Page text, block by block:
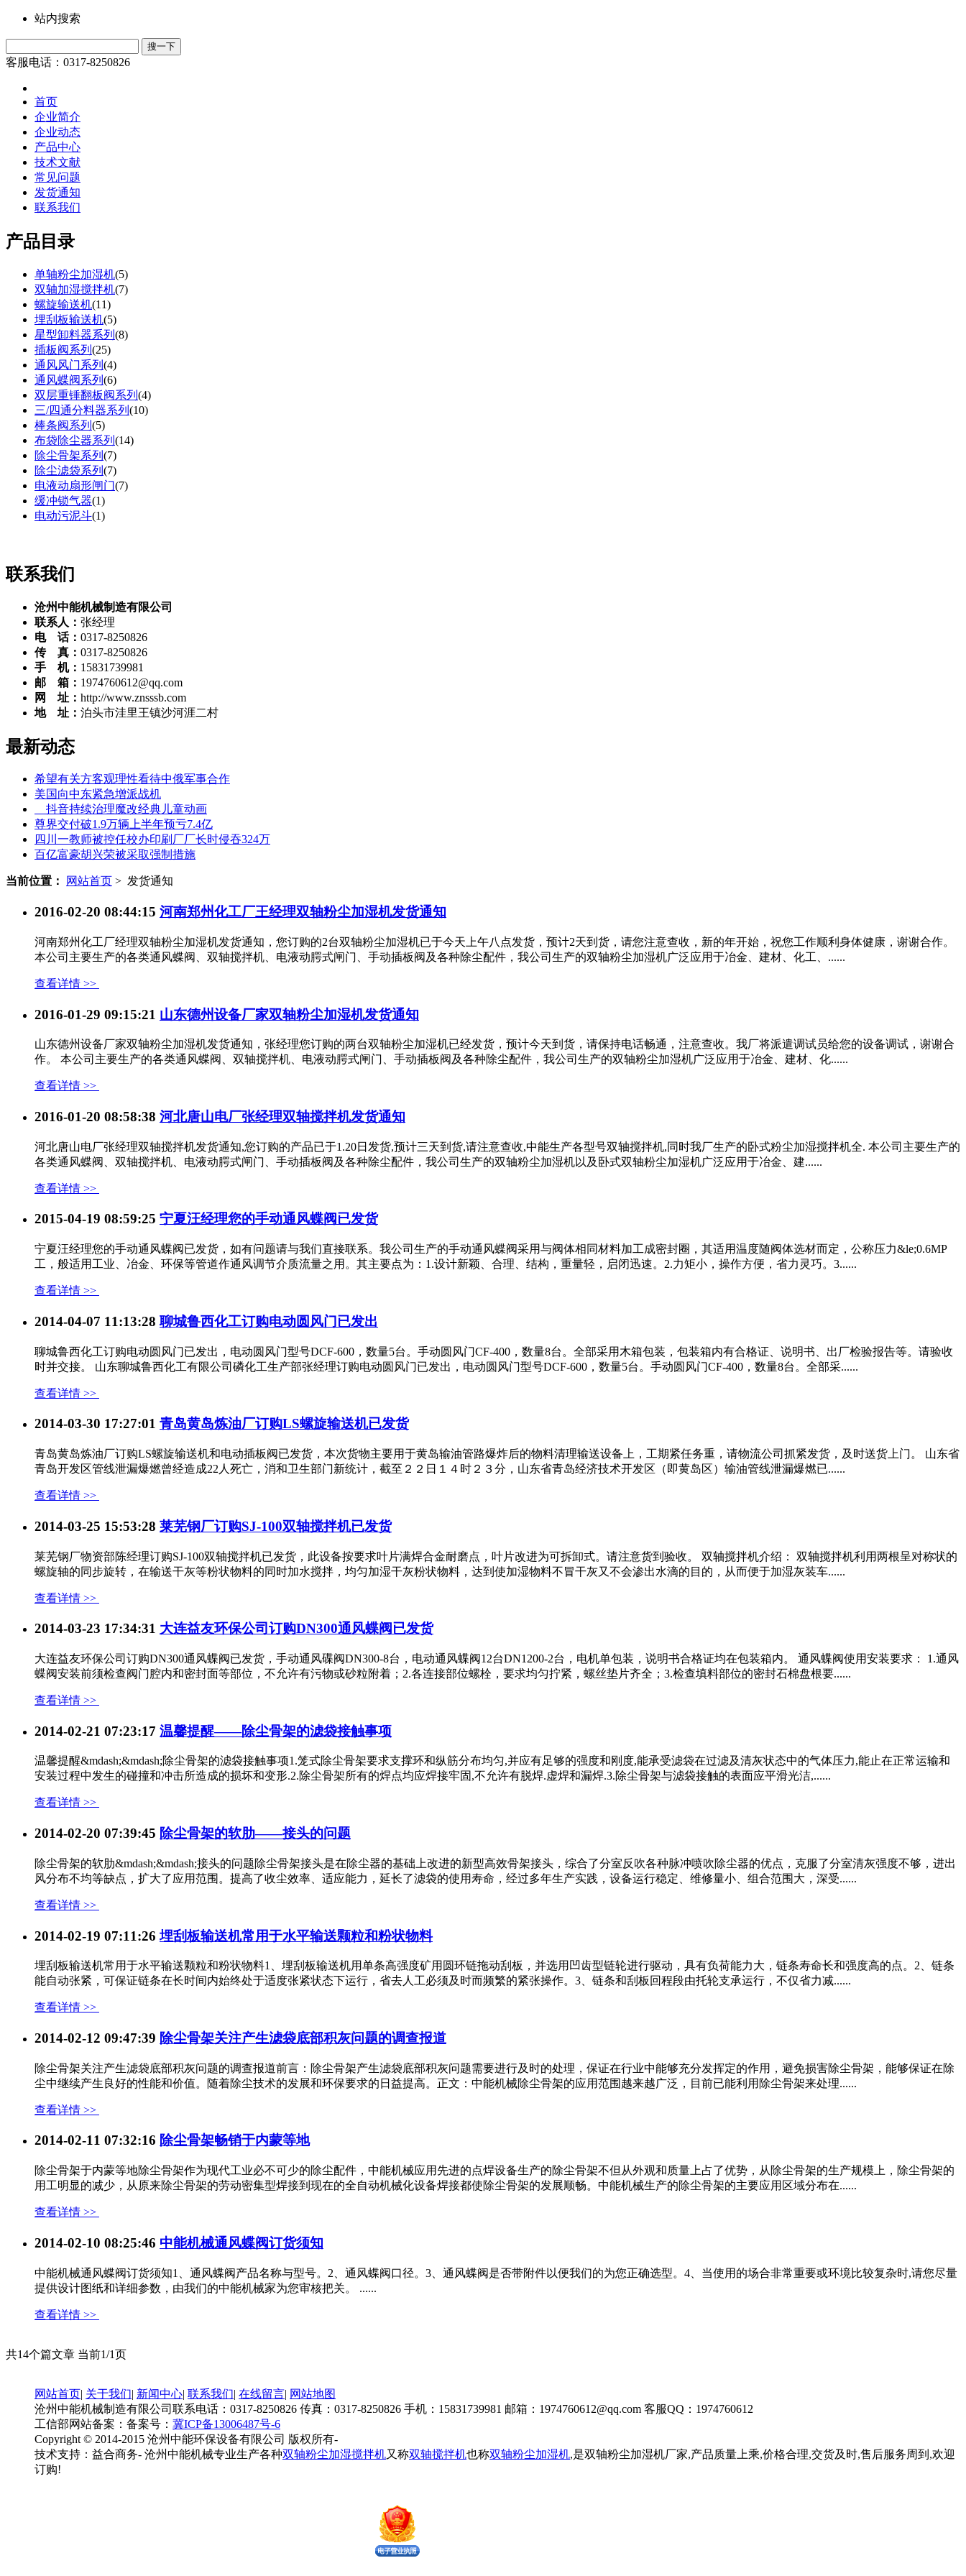
站内搜索
客服电话：0317-8250826
首页
企业简介
企业动态
产品中心
技术文献
常见问题
发货通知
联系我们
产品目录
单轴粉尘加湿机(5)
双轴加湿搅拌机(7)
螺旋输送机(11)
埋刮板输送机(5)
星型卸料器系列 (8)
插板阀系列 (25)
通风风门系列 (4)
通风蝶阀系列 (6)
双层重锤翻板阀系列 (4)
三/四通分料器系列 (10)
棒条阀系列 (5)
布袋除尘器系列 (14)
除尘骨架系列 (7)
除尘滤袋系列 (7)
电液动扇形闸门(7)
缓冲锁气器(1)
电动污泥斗(1)
联系我们
沧州中能机械制造有限公司
联系人： 张经理
电 话： 0317-8250826
传 真： 0317-8250826
手 机： 15831739981
邮 箱： 1974760612@qq.com
网 址： http://www.znsssb.com
地 址： 泊头市洼里王镇沙河涯二村
最新动态
希望有关方客观理性看待中俄军事合作
美国向中东紧急增派战机
抖音持续治理魔改经典儿童动画
尊界交付破1.9万辆上半年预亏7.4亿
四川一教师被控任校办印刷厂厂长时侵吞324万
百亿富豪胡兴荣被采取强制措施
当前位置： 网站首页 > 发货通知
2016-02-20 08:44:15 河南郑州化工厂王经理双轴粉尘加湿机发货通知
河南郑州化工厂经理双轴粉尘加湿机发货通知，您订购的2台双轴粉尘加湿机已于今天上午八点发货，预计2天到货，请您注意查收，新的年开始，祝您工作顺利身体健康，谢谢合作。
本公司主要生产的各类通风蝶阀、双轴搅拌机、电液动腭式闸门、手动插板阀及各种除尘配件，我公司生产的双轴粉尘加湿机广泛应用于冶金、建材、化工、......
查看详情 >>
2016-01-29 09:15:21 山东德州设备厂家双轴粉尘加湿机发货通知
山东德州设备厂家双轴粉尘加湿机发货通知，张经理您订购的两台双轴粉尘加湿机已经发货，预计今天到货，请保持电话畅通，注意查收。我厂将派遣调试员给您的设备调试，谢谢合
作。 本公司主要生产的各类通风蝶阀、双轴搅拌机、电液动腭式闸门、手动插板阀及各种除尘配件，我公司生产的双轴粉尘加湿机广泛应用于冶金、建材、化......
查看详情 >>
2016-01-20 08:58:38 河北唐山电厂张经理双轴搅拌机发货通知
河北唐山电厂张经理双轴搅拌机发货通知,您订购的产品已于1.20日发货,预计三天到货,请注意查收,中能生产各型号双轴搅拌机,同时我厂生产的卧式粉尘加湿搅拌机全. 本公司主要生产的
各类通风蝶阀、双轴搅拌机、电液动腭式闸门、手动插板阀及各种除尘配件，我公司生产的双轴粉尘加湿机以及卧式双轴粉尘加湿机广泛应用于冶金、建......
查看详情 >>
2015-04-19 08:59:25 宁夏汪经理您的手动通风蝶阀已发货
宁夏汪经理您的手动通风蝶阀已发货，如有问题请与我们直接联系。我公司生产的手动通风蝶阀采用与阀体相同材料加工成密封圈，其适用温度随阀体选材而定，公称压力&le;0.6MP
工，般适用工业、冶金、环保等管道作通风调节介质流量之用。其主要点为：1.设计新颖、合理、结构，重量轻，启闭迅速。2.力矩小，操作方便，省力灵巧。3......
查看详情 >>
2014-04-07 11:13:28 聊城鲁西化工订购电动圆风门已发出
聊城鲁西化工订购电动圆风门已发出，电动圆风门型号DCF-600，数量5台。手动圆风门CF-400，数量8台。全部采用木箱包装，包装箱内有合格证、说明书、出厂检验报告等。请验收
时并交接。 山东聊城鲁西化工有限公司磷化工生产部张经理订购电动圆风门已发出，电动圆风门型号DCF-600，数量5台。手动圆风门CF-400，数量8台。全部采......
查看详情 >>
2014-03-30 17:27:01 青岛黄岛炼油厂订购LS螺旋输送机已发货
青岛黄岛炼油厂订购LS螺旋输送机和电动插板阀已发货，本次货物主要用于黄岛输油管路爆炸后的物料清理输送设备上，工期紧任务重，请物流公司抓紧发货，及时送货上门。 山东省
青岛开发区管线泄漏爆燃曾经造成22人死亡，消和卫生部门新统计，截至２２日１４时２３分，山东省青岛经济技术开发区（即黄岛区）输油管线泄漏爆燃已......
查看详情 >>
2014-03-25 15:53:28 莱芜钢厂订购SJ-100双轴搅拌机已发货
莱芜钢厂物资部陈经理订购SJ-100双轴搅拌机已发货，此设备按要求叶片满焊合金耐磨点，叶片改进为可拆卸式。请注意货到验收。 双轴搅拌机介绍： 双轴搅拌机利用两根呈对称状的
螺旋轴的同步旋转，在输送干灰等粉状物料的同时加水搅拌，均匀加湿干灰粉状物料，达到使加湿物料不冒干灰又不会渗出水滴的目的，从而便于加湿灰装车......
查看详情 >>
2014-03-23 17:34:31 大连益友环保公司订购DN300通风蝶阀已发货
大连益友环保公司订购DN300通风蝶阀已发货，手动通风碟阀DN300-8台，电动通风蝶阀12台DN1200-2台，电机单包装，说明书合格证均在包装箱内。 通风蝶阀使用安装要求： 1.通风
蝶阀安装前须检查阀门腔内和密封面等部位，不允许有污物或砂粒附着；2.各连接部位螺栓，要求均匀拧紧，螺丝垫片齐全；3.检查填料部位的密封石棉盘根要......
查看详情 >>
2014-02-21 07:23:17 温馨提醒——除尘骨架的滤袋接触事项
温馨提醒&mdash;&mdash;除尘骨架的滤袋接触事项1.笼式除尘骨架要求支撑环和纵筋分布均匀,并应有足够的强度和刚度,能承受滤袋在过滤及清灰状态中的气体压力,能止在正常运输和
安装过程中发生的碰撞和冲击所造成的损坏和变形.2.除尘骨架所有的焊点均应焊接牢固,不允许有脱焊.虚焊和漏焊.3.除尘骨架与滤袋接触的表面应平滑光洁,......
查看详情 >>
2014-02-20 07:39:45 除尘骨架的软肋——接头的问题
除尘骨架的软肋&mdash;&mdash;接头的问题除尘骨架接头是在除尘器的基础上改进的新型高效骨架接头，综合了分室反吹各种脉冲喷吹除尘器的优点，克服了分室清灰强度不够，进出
风分布不均等缺点，扩大了应用范围。提高了收尘效率、适应能力，延长了滤袋的使用寿命，经过多年生产实践，设备运行稳定、维修量小、组合范围大，深受......
查看详情 >>
2014-02-19 07:11:26 埋刮板输送机常用于水平输送颗粒和粉状物料
埋刮板输送机常用于水平输送颗粒和粉状物料1、埋刮板输送机用单条高强度矿用圆环链拖动刮板，并选用凹齿型链轮进行驱动，具有负荷能力大，链条寿命长和强度高的点。2、链条
能自动张紧，可保证链条在长时间内始终处于适度张紧状态下运行，省去人工必须及时而频繁的紧张操作。3、链条和刮板回程段由托轮支承运行，不仅省力减......
查看详情 >>
2014-02-12 09:47:39 除尘骨架关注产生滤袋底部积灰问题的调查报道
除尘骨架关注产生滤袋底部积灰问题的调查报道前言：除尘骨架产生滤袋底部积灰问题需要进行及时的处理，保证在行业中能够充分发挥定的作用，避免损害除尘骨架，能够保证在除
尘中继续产生良好的性能和价值。随着除尘技术的发展和环保要求的日益提高。正文：中能机械除尘骨架的应用范围越来越广泛，目前已能利用除尘骨架来处理......
查看详情 >>
2014-02-11 07:32:16 除尘骨架畅销于内蒙等地
除尘骨架于内蒙等地除尘骨架作为现代工业必不可少的除尘配件，中能机械应用先进的点焊设备生产的除尘骨架不但从外观和质量上占了优势，从除尘骨架的生产规模上，除尘骨架的
用工明显的减少，从原来除尘骨架的劳动密集型焊接到现在的全自动机械化设备焊接都使除尘骨架的发展顺畅。中能机械生产的除尘骨架的主要应用区域分布在......
查看详情 >>
2014-02-10 08:25:46 中能机械通风蝶阀订货须知
中能机械通风蝶阀订货须知1、通风蝶阀产品名称与型号。2、通风蝶阀口径。3、通风蝶阀是否带附件以便我们的为您正确选型。4、当使用的场合非常重要或环境比较复杂时,请您尽量
提供设计图纸和详细参数，由我们的中能机械家为您审核把关。 ......
查看详情 >>
共14个篇文章 当前1/1页
网站首页| 关于我们| 新闻中心| 联系我们| 在线留言| 网站地图
沧州中能机械制造有限公司联系电话：0317-8250826 传真：0317-8250826 手机：15831739981 邮箱：1974760612@qq.com 客服QQ：1974760612
工信部网站备案：备案号： 冀ICP备13006487号-6
Copyright © 2014-2015 沧州中能环保设备有限公司 版权所有-
技术支持：益合商务- 沧州中能机械专业生产各种双轴粉尘加湿搅拌机又称双轴搅拌机也称双轴粉尘加湿机,是双轴粉尘加湿机厂家,产品质量上乘,价格合理,交货及时,售后服务周到,欢迎
订购!